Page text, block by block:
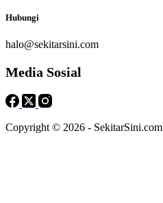
Hubungi
halo@sekitarsini.com
Media Sosial
Copyright © 2026 - SekitarSini.com